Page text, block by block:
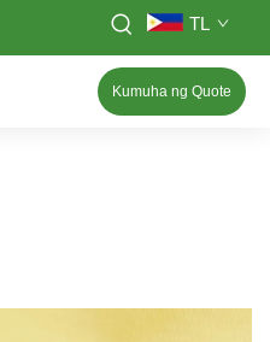
TL
Kumuha ng Quote